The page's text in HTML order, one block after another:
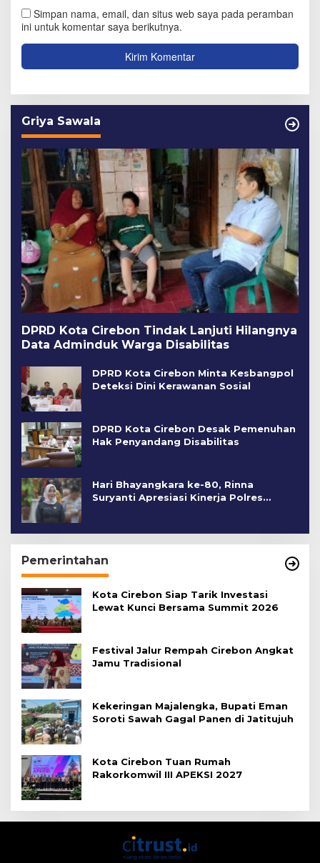
Simpan nama, email, dan situs web saya pada peramban
ini untuk komentar saya berikutnya.
Griya Sawala
DPRD Kota Cirebon Tindak Lanjuti Hilangnya
Data Adminduk Warga Disabilitas
DPRD Kota Cirebon Minta Kesbangpol
Deteksi Dini Kerawanan Sosial
DPRD Kota Cirebon Desak Pemenuhan
Hak Penyandang Disabilitas
Hari Bhayangkara ke-80, Rinna
Suryanti Apresiasi Kinerja Polres
Pemerintahan
Kota Cirebon Siap Tarik Investasi
Lewat Kunci Bersama Summit 2026
Festival Jalur Rempah Cirebon Angkat
Jamu Tradisional
Kekeringan Majalengka, Bupati Eman
Soroti Sawah Gagal Panen di Jatitujuh
Kota Cirebon Tuan Rumah
Rakorkomwil III APEKSI 2027